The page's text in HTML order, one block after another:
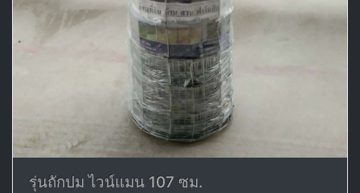
รุ่นถักปม ไวน์แมน 107 ซม.